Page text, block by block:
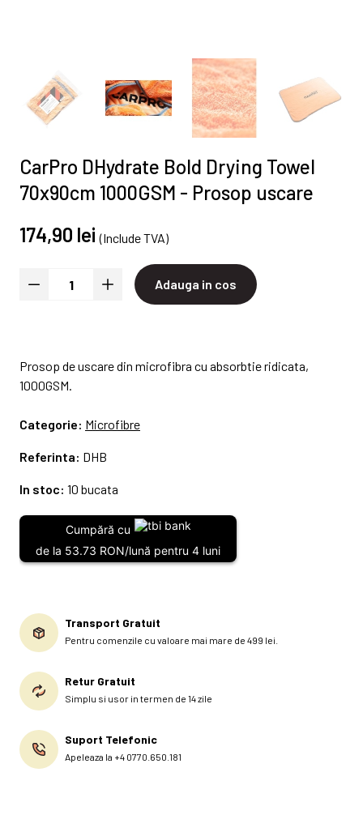
CarPro DHydrate Bold Drying Towel
70x90cm 1000GSM - Prosop uscare
174,90 lei (Include TVA)
Adauga in cos
Prosop de uscare din microfibra cu absorbtie ridicata,
1000GSM.
Categorie: Microfibre
Referinta: DHB
In stoc: 10 bucata
Cumpără cu
de la 53.73 RON/lună pentru 4 luni
Transport Gratuit
Pentru comenzile cu valoare mai mare de 499 lei.
Retur Gratuit
Simplu si usor in termen de 14 zile
Suport Telefonic
Apeleaza la +4 0770.650.181